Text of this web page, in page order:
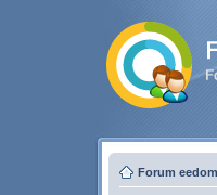
Forum